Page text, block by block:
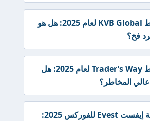
مراجعة وسيط KVB Global لعام 2025: هل هو
فخ؟
مراجعة وسيط Trader’s Way لعام 2025: هل
المخاطر؟
مراجعة شركة إيفست Evest للفوركس 2025: